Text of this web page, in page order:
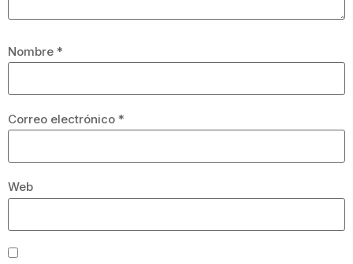
Nombre *
Correo electrónico *
Web